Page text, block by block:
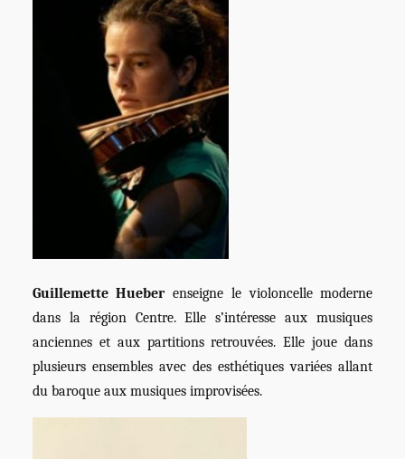
Guillemette Hueberenseigne le violoncelle moderne
dans la région Centre. Elle s’intéresse aux musiques
anciennes et aux partitions retrouvées. Elle joue dans
plusieurs ensembles avec des esthétiques variées allant
du baroque aux musiques improvisées.